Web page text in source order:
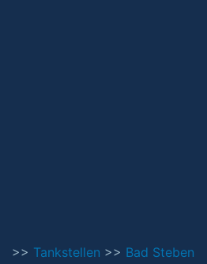
>> Tankstellen >> Bad Steben